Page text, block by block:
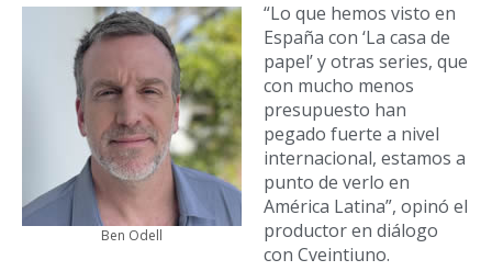
Ben Odell
“Lo que hemos visto en
España con ‘La casa de
papel’ y otras series, que
con mucho menos
presupuesto han
pegado fuerte a nivel
internacional, estamos a
punto de verlo en
América Latina”, opinó el
productor en diálogo
con Cveintiuno.